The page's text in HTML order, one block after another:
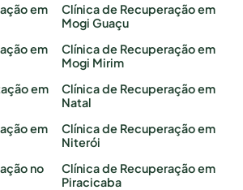
em
em
em
em
no
Clínica de Recuperação em
Mogi Guaçu
Clínica de Recuperação em
Mogi Mirim
Clínica de Recuperação em
Natal
Clínica de Recuperação em
Niterói
Clínica de Recuperação em
Piracicaba